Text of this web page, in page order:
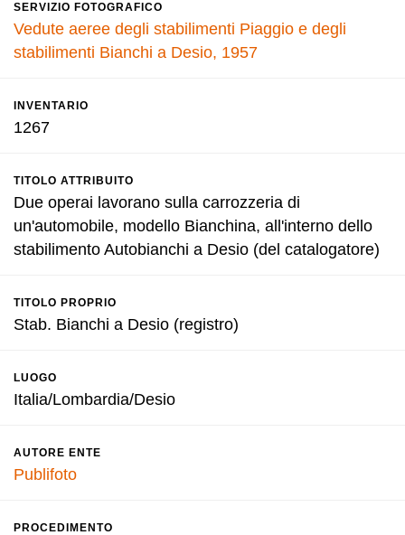
SERVIZIO FOTOGRAFICO
Vedute aeree degli stabilimenti Piaggio e degli
stabilimenti Bianchi a Desio, 1957
INVENTARIO
1267
TITOLO ATTRIBUITO
Due operai lavorano sulla carrozzeria di
un'automobile, modello Bianchina, all'interno dello
stabilimento Autobianchi a Desio (del catalogatore)
TITOLO PROPRIO
Stab. Bianchi a Desio (registro)
LUOGO
Italia/Lombardia/Desio
AUTORE ENTE
Publifoto
PROCEDIMENTO